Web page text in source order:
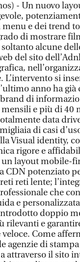
- Un nuovo
e dei trend
di mostrare
alcune
del sito
L’intervento si
anno ha
di
e più di 40
data
di casi
Visual identity,
rigore e
layout mobile-
CDN potenziato
reti lente;
che
e
doppio
e
Come
agenzie di
attraverso il sito